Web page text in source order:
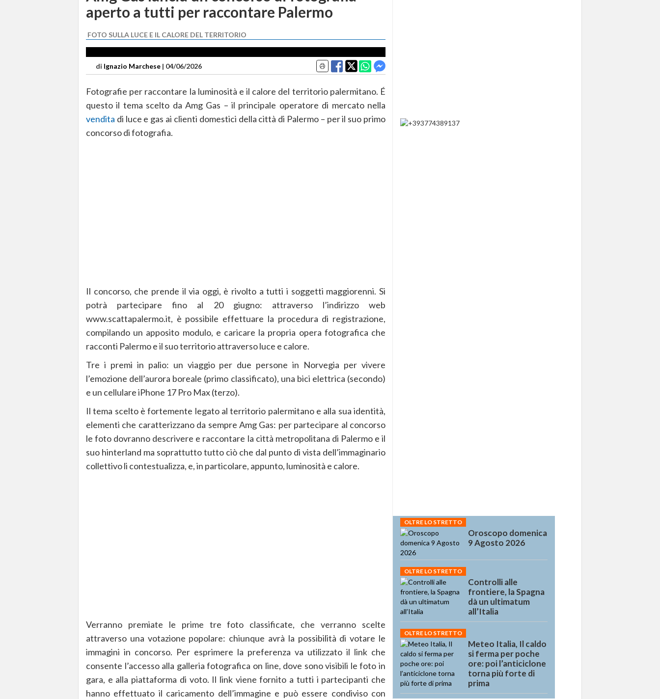
aperto a tutti per raccontare Palermo
FOTO SULLA LUCE E IL CALORE DEL TERRITORIO
di Ignazio Marchese | 04/06/2026
Fotografie per raccontare la luminosità e il calore del territorio palermitano. É
questo il tema scelto da Amg Gas – il principale operatore di mercato nella
vendita di luce e gas ai clienti domestici della città di Palermo – per il suo primo
concorso di fotografia.
Il concorso, che prende il via oggi, è rivolto a tutti i soggetti maggiorenni. Si
potrà partecipare fino al 20 giugno: attraverso l’indirizzo web
www.scattapalermo.it, è possibile effettuare la procedura di registrazione,
compilando un apposito modulo, e caricare la propria opera fotografica che
racconti Palermo e il suo territorio attraverso luce e calore.
Tre i premi in palio: un viaggio per due persone in Norvegia per vivere
l’emozione dell’aurora boreale (primo classificato), una bici elettrica (secondo)
e un cellulare iPhone 17 Pro Max (terzo).
Il tema scelto è fortemente legato al territorio palermitano e alla sua identità,
elementi che caratterizzano da sempre Amg Gas: per partecipare al concorso
le foto dovranno descrivere e raccontare la città metropolitana di Palermo e il
suo hinterland ma soprattutto tutto ciò che dal punto di vista dell’immaginario
collettivo li contestualizza, e, in particolare, appunto, luminosità e calore.
Verranno premiate le prime tre foto classificate, che verranno scelte
attraverso una votazione popolare: chiunque avrà la possibilità di votare le
immagini in concorso. Per esprimere la preferenza va utilizzato il link che
consente l’accesso alla galleria fotografica on line, dove sono visibili le foto in
gara, e alla piattaforma di voto. Il link viene fornito a tutti i partecipanti che
hanno effettuato il caricamento dell’immagine e può essere condiviso con
OLTRE LO STRETTO
Oroscopo domenica
9 Agosto 2026
OLTRE LO STRETTO
Controlli alle
frontiere, la Spagna
dà un ultimatum
all’Italia
OLTRE LO STRETTO
Meteo Italia, Il caldo
si ferma per poche
ore: poi l’anticiclone
torna più forte di
prima